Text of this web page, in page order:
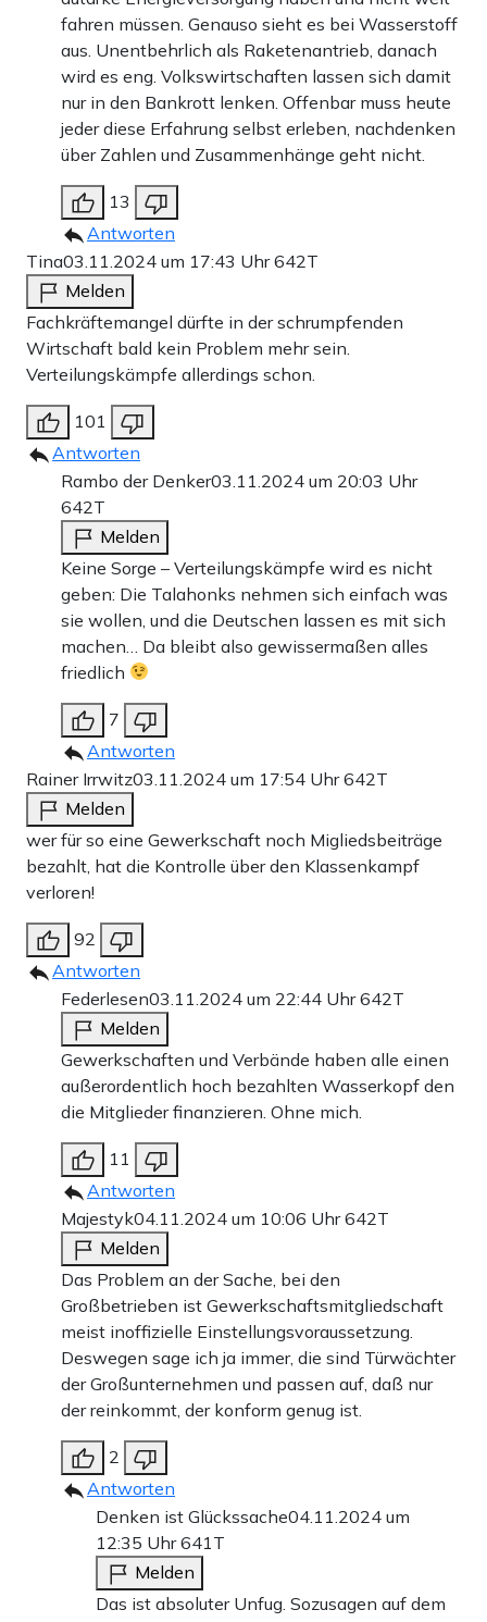
fahren müssen. Genauso sieht es bei Wasserstoff
aus. Unentbehrlich als Raketenantrieb, danach
wird es eng. Volkswirtschaften lassen sich damit
nur in den Bankrott lenken. Offenbar muss heute
jeder diese Erfahrung selbst erleben, nachdenken
über Zahlen und Zusammenhänge geht nicht.
13
Antworten
Tina03.11.2024 um 17:43 Uhr642T
Melden
Fachkräftemangel dürfte in der schrumpfenden
Wirtschaft bald kein Problem mehr sein.
Verteilungskämpfe allerdings schon.
101
Antworten
Rambo der Denker03.11.2024 um 20:03 Uhr
642T
Melden
Keine Sorge – Verteilungskämpfe wird es nicht
geben: Die Talahonks nehmen sich einfach was
sie wollen, und die Deutschen lassen es mit sich
machen… Da bleibt also gewissermaßen alles
friedlich
7
Antworten
Rainer Irrwitz03.11.2024 um 17:54 Uhr642T
Melden
wer für so eine Gewerkschaft noch Migliedsbeiträge
bezahlt, hat die Kontrolle über den Klassenkampf
verloren!
92
Antworten
Federlesen03.11.2024 um 22:44 Uhr642T
Melden
Gewerkschaften und Verbände haben alle einen
außerordentlich hoch bezahlten Wasserkopf den
die Mitglieder finanzieren. Ohne mich.
11
Antworten
Majestyk04.11.2024 um 10:06 Uhr642T
Melden
Das Problem an der Sache, bei den
Großbetrieben ist Gewerkschaftsmitgliedschaft
meist inoffizielle Einstellungsvoraussetzung.
Deswegen sage ich ja immer, die sind Türwächter
der Großunternehmen und passen auf, daß nur
der reinkommt, der konform genug ist.
2
Antworten
Denken ist Glückssache04.11.2024 um
12:35 Uhr641T
Melden
Das ist absoluter Unfug. Sozusagen auf dem